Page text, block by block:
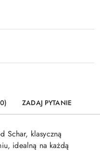
ZADAJ PYTANIE
Schar, klasyczną
idealną na każdą